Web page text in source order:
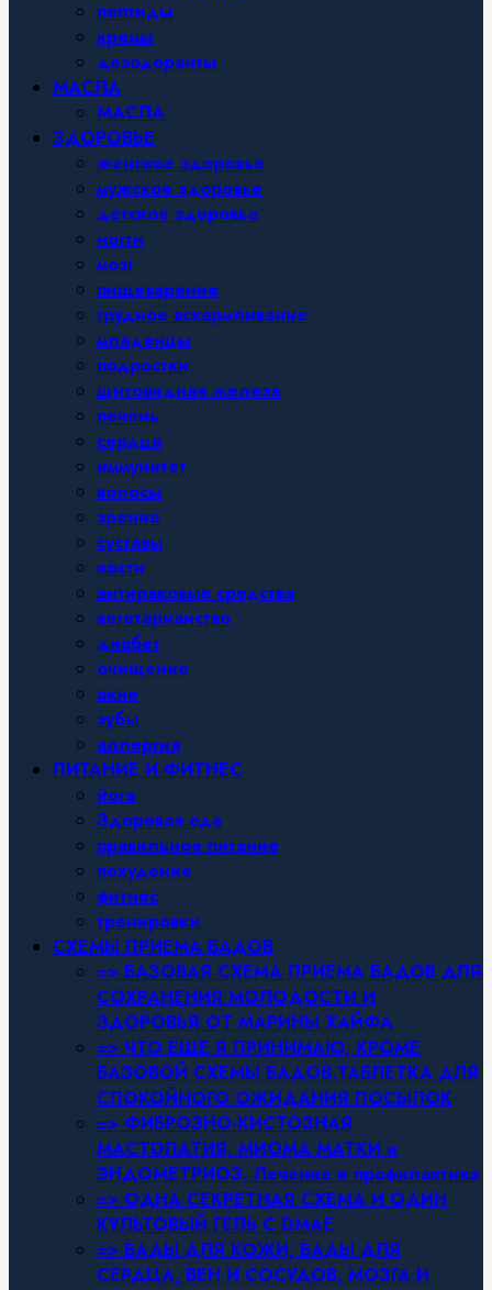
пептиды
кремы
дезодоранты
МАСЛА
МАСЛА
ЗДОРОВЬЕ
женское здоровье
мужское здоровье
детское здоровье
ногти
мозг
пищеварение
грудное вскармливание
младенцы
подростки
щитовидная железа
печень
сердце
иммунитет
волосы
зрение
суставы
кости
антираковые средства
вегетарианство
диабет
очищение
акне
зубы
аллергия
ПИТАНИЕ И ФИТНЕС
йога
Здоровая еда
правильное питание
похудение
фитнес
тренировки
СХЕМЫ ПРИЕМА БАДОВ
=> БАЗОВАЯ СХЕМА ПРИЕМА БАДОВ ДЛЯ
СОХРАНЕНИЯ МОЛОДОСТИ И
ЗДОРОВЬЯ ОТ МАРИНЫ ХАЙФА
=> ЧТО ЕЩЕ Я ПРИНИМАЮ, КРОМЕ
БАЗОВОЙ СХЕМЫ БАДОВ.ТАБЛЕТКА ДЛЯ
СПОКОЙНОГО ОЖИДАНИЯ ПОСЫЛОК
=> ФИБРОЗНО-КИСТОЗНАЯ
МАСТОПАТИЯ, МИОМА МАТКИ и
ЭНДОМЕТРИОЗ. Лечение и профилактика
=> ОДНА СЕКРЕТНАЯ СХЕМА И ОДИН
КУЛЬТОВЫЙ ГЕЛЬ С DMAE
=> БАДЫ ДЛЯ КОЖИ, БАДЫ ДЛЯ
СЕРДЦА, ВЕН И СОСУДОВ, МОЗГА И